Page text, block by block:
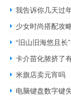
我告诉你几天过
少女时尚搭配攻
“旧山旧海悠且长
卡介苗化脓挤了
米旗店卖元宵吗
电脑键盘数字键